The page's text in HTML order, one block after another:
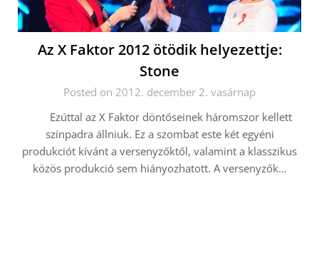
Az X Faktor 2012 ötödik helyezettje:
Stone
Posted on 2012. december 2. vasárnap
Ezúttal az X Faktor döntőseinek háromszor kellett
színpadra állniuk. Ez a szombat este két egyéni
produkciót kívánt a versenyzőktől, valamint a klasszikus
közös produkció sem hiányozhatott. A versenyzők…